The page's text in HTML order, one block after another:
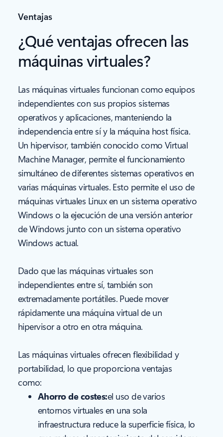
Ventajas
¿Qué ventajas ofrecen las
máquinas virtuales?
Las máquinas virtuales funcionan como equipos
independientes con sus propios sistemas
operativos y aplicaciones, manteniendo la
independencia entre sí y la máquina host física.
Un hipervisor, también conocido como Virtual
Machine Manager, permite el funcionamiento
simultáneo de diferentes sistemas operativos en
varias máquinas virtuales. Esto permite el uso de
máquinas virtuales Linux en un sistema operativo
Windows o la ejecución de una versión anterior
de Windows junto con un sistema operativo
Windows actual.
Dado que las máquinas virtuales son
independientes entre sí, también son
extremadamente portátiles. Puede mover
rápidamente una máquina virtual de un
hipervisor a otro en otra máquina.
Las máquinas virtuales ofrecen flexibilidad y
portabilidad, lo que proporciona ventajas
como:
Ahorro de costes:el uso de varios
entornos virtuales en una sola
infraestructura reduce la superficie física, lo